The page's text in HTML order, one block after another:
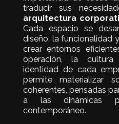
En VALO
importancia de
traducir sus
arquitectura
Cada espacio se
diseño, la funcionalidad
crear entornos
operación, la
identidad de cada
permite materializar
coherentes, pensadas
a las dinámicas